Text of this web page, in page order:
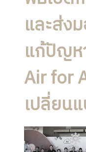
และส่ง
แก้ปัญห
Air for
เปลี่ยน